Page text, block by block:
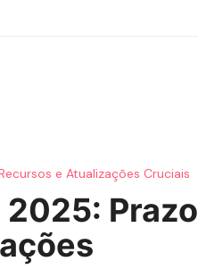
e Atualizações Cruciais
Prazo